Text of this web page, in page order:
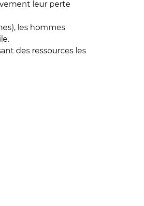
leur perte
les hommes
des ressources les